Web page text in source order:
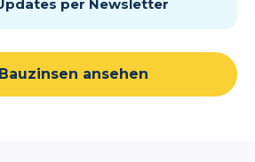
per Newsletter
ansehen